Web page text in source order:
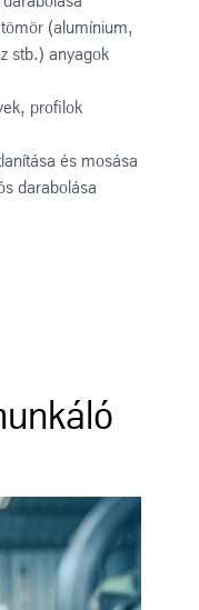
(alumínium,
stb.) anyagok
profilok
és mosása
darabolása